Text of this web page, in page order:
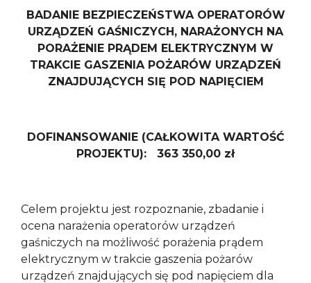
BADANIE BEZPIECZEŃSTWA OPERATORÓW
URZĄDZEŃ GAŚNICZYCH, NARAŻONYCH NA
PORAŻENIE PRĄDEM ELEKTRYCZNYM W
TRAKCIE GASZENIA POŻARÓW URZĄDZEŃ
ZNAJDUJĄCYCH SIĘ POD NAPIĘCIEM
DOFINANSOWANIE (CAŁKOWITA WARTOŚĆ
PROJEKTU): 363 350,00 zł
Celem projektu jest rozpoznanie, zbadanie i
ocena narażenia operatorów urządzeń
gaśniczych na możliwość porażenia prądem
elektrycznym w trakcie gaszenia pożarów
urządzeń znajdujących się pod napięciem dla